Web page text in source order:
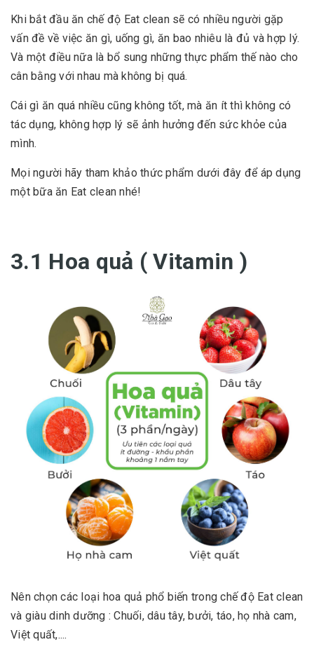
Khi bắt đầu ăn chế độ Eat clean sẽ có nhiều người gặp
vấn đề về việc ăn gì, uống gì, ăn bao nhiêu là đủ và hợp lý.
Và một điều nữa là bổ sung những thực phẩm thế nào cho
cân bằng với nhau mà không bị quá.
Cái gì ăn quá nhiều cũng không tốt, mà ăn ít thì không có
tác dụng, không hợp lý sẽ ảnh hưởng đến sức khỏe của
mình.
Mọi người hãy tham khảo thức phẩm dưới đây để áp dụng
một bữa ăn Eat clean nhé!
3.1 Hoa quả ( Vitamin )
Nên chọn các loại hoa quả phổ biến trong chế độ Eat clean
và giàu dinh dưỡng : Chuối, dâu tây, bưởi, táo, họ nhà cam,
Việt quất,....